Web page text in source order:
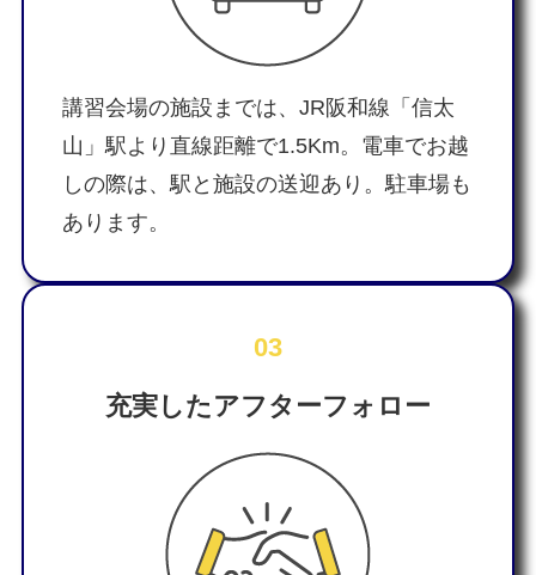
講習会場の施設までは、JR阪和線「信太
山」駅より直線距離で1.5Km。電車でお越
しの際は、駅と施設の送迎あり。駐車場も
あります。
03
充実したアフターフォロー